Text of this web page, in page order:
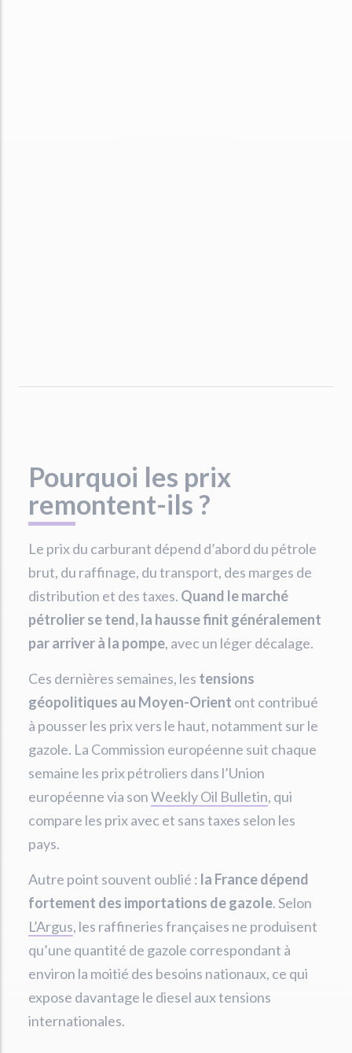
Pourquoi les prix
remontent-ils ?
Le prix du carburant dépend d’abord du pétrole
brut, du raffinage, du transport, des marges de
distribution et des taxes. Quand le marché
pétrolier se tend, la hausse finit généralement
par arriver à la pompe, avec un léger décalage.
Ces dernières semaines, les tensions
géopolitiques au Moyen-Orient ont contribué
à pousser les prix vers le haut, notamment sur le
gazole. La Commission européenne suit chaque
semaine les prix pétroliers dans l’Union
européenne via sonWeekly Oil Bulletin, qui
compare les prix avec et sans taxes selon les
pays.
Autre point souvent oublié : la France dépend
fortement des importations de gazole. Selon
L’Argus, les raffineries françaises ne produisent
qu’une quantité de gazole correspondant à
environ la moitié des besoins nationaux, ce qui
expose davantage le diesel aux tensions
internationales.